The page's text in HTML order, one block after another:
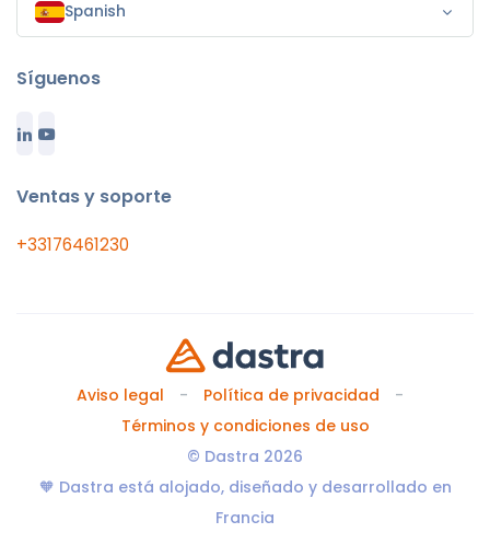
Spanish
Síguenos
Ventas y soporte
+33176461230
Aviso legal
Política de privacidad
Términos y condiciones de uso
© Dastra 2026
🧡 Dastra está alojado, diseñado y desarrollado en
Francia